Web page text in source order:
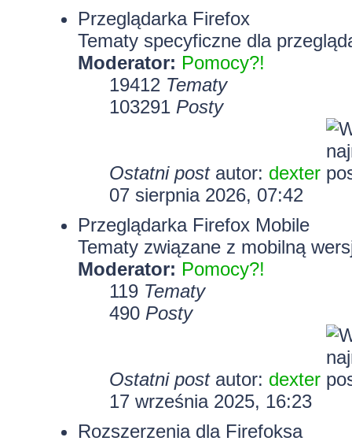
Przeglądarka Firefox
Tematy specyficzne dla
Moderator: Pomocy?!
19412 Tematy
103291 Posty
Ostatni postautor: dexter
07 sierpnia 2026, 07:42
Przeglądarka Firefox Mobile
Tematy związane z mobilną
Moderator: Pomocy?!
119 Tematy
490 Posty
Ostatni postautor: dexter
17 września 2025, 16:23
Rozszerzenia dla Firefoksa